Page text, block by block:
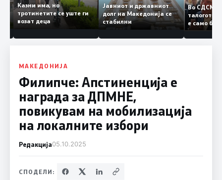
и
Казни има, но
тротинетите се уште ги
возат деца
Јавниот и државниот
долг на Македонија се
стабилни
Во
е само
копија
Заев
МАКЕДОНИЈА
Филипче: Апстиненција е
награда за ДПМНЕ,
повикувам на мобилизација
на локалните избори
Редакција05.10.2025
СПОДЕЛИ: